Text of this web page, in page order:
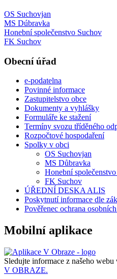
OS Suchovjan
MS Dúbravka
Honební společenstvo Suchov
FK Suchov
Obecní úřad
e-podatelna
Povinné informace
Zastupitelstvo obce
Dokumenty a vyhlášky
Formuláře ke stažení
Termíny svozu tříděného
Rozpočtové hospodaření
Spolky v obci
OS Suchovjan
MS Důbravka
Honební
FK Suchov
ÚŘEDNÍ DESKA ALIS
Poskytnutí informace dle
Pověřenec ochrana
Mobilní aplikace
Sledujte informace z našeho webu
V OBRAZE.